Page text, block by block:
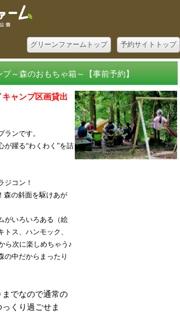
予約サイトトップ
グリーンファームトップ
～森のおもちゃ箱～【事前予約】
キャンプ区画貸出
ランです。
が躍る“わくわく”を詰
ジコン！
の斜面を駆けあが
がいろいろある（絵
トス、ハンモック、
ら次に楽しめちゃう♪
の中だからまったり
でなので通常の
くり過ごせま